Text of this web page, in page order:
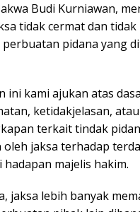
Budi Kurniawan,
tidak cermat dan
perbuatan pidana yang
ini kami ajukan atas
ketidakjelasan, atau
terkait tindak
oleh jaksa terhadap
hadapan majelis hakim.
jaksa lebih banyak